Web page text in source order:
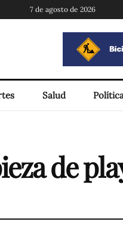
7 de agosto de 2026
Salud
de